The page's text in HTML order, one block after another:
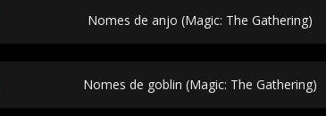
Nomes de anjo (Magic: The Gathering)
Nomes de goblin (Magic: The Gathering)